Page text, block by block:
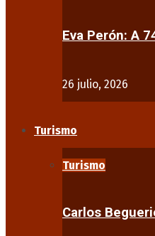
Eva Perón: A
26 julio, 2026
Turismo
Turismo
Carlos